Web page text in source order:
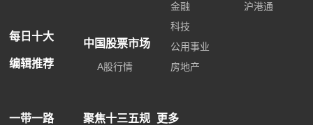
每日十大
编辑推荐
中国股票市场
A股行情
金融
科技
公用事业
房地产
沪港通
一带一路
聚焦十三五规
更多